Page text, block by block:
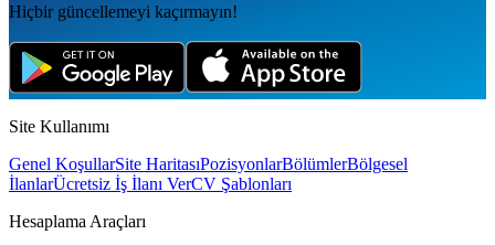
Hiçbir güncellemeyi kaçırmayın!
Site Kullanımı
Genel KoşullarSite HaritasıPozisyonlarBölümlerBölgesel
İlanlarÜcretsiz İş İlanı VerCV Şablonları
Hesaplama Araçları